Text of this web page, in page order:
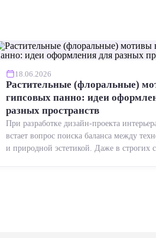
18.06.2026
Растительные (флоральные)
гипсовых панно: идеи
разных пространств
При разработке дизайн-проекта
встает вопрос поиска баланса между
и природной эстетикой. Даже в строгих